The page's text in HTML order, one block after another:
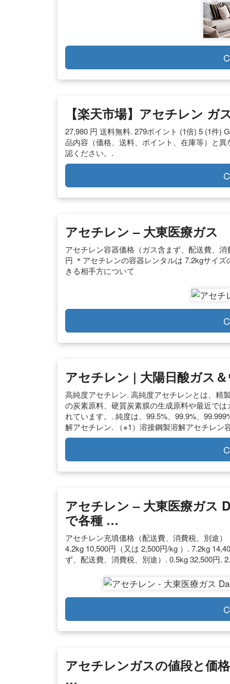
【楽天市場】アセチレン ガ
27,980 円 送料無料. 279ポイント (1倍) 5 (1件)
品内容（価格、送料、ポイント、在庫等）と
認ください。.
アセチレン – 大東医療ガス
アセチレン容器価格（ガス含まず、配送費、
円 ＊アセチレンの容器レンタルは 7.2kgサイ
きる相手方について
アセチレン | 大陽日酸ガス
高純度アセチレン. 高純度アセチレンとは、精
の炭素原料、硬質炭素膜の生成原料や最近で
れています。. 純度は、99.5%、99.9%、
解アセチレン. （※1）溶接鋼製溶解アセチレ
アセチレン – 大東医療ガス
で各種 …
アセチレン充填価格（配送費、消費税、別途
4.2kg 10,500円（又は 2,500円/kg ）. 7.2kg
ず、配送費、消費税、別途）. 0.5kg 32,500円.
アセチレンガスの値段と価
…